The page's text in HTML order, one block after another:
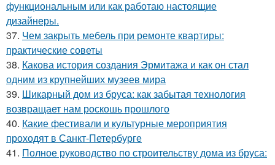
функциональным или как работаю настоящие
дизайнеры.
37. Чем закрыть мебель при ремонте квартиры:
практические советы
38. Какова история создания Эрмитажа и как он стал
одним из крупнейших музеев мира
39. Шикарный дом из бруса: как забытая технология
возвращает нам роскошь прошлого
40. Какие фестивали и культурные мероприятия
проходят в Санкт-Петербурге
41. Полное руководство по строительству дома из бруса: